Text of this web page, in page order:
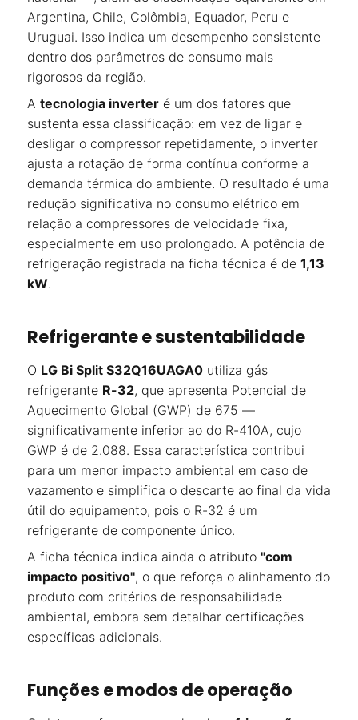
Argentina, Chile, Colômbia, Equador, Peru e
Uruguai. Isso indica um desempenho consistente
dentro dos parâmetros de consumo mais
rigorosos da região.
A tecnologia inverter é um dos fatores que
sustenta essa classificação: em vez de ligar e
desligar o compressor repetidamente, o inverter
ajusta a rotação de forma contínua conforme a
demanda térmica do ambiente. O resultado é uma
redução significativa no consumo elétrico em
relação a compressores de velocidade fixa,
especialmente em uso prolongado. A potência de
refrigeração registrada na ficha técnica é de 1,13
kW.
Refrigerante e sustentabilidade
O LG Bi Split S32Q16UAGA0 utiliza gás
refrigerante R-32, que apresenta Potencial de
Aquecimento Global (GWP) de 675 —
significativamente inferior ao do R-410A, cujo
GWP é de 2.088. Essa característica contribui
para um menor impacto ambiental em caso de
vazamento e simplifica o descarte ao final da vida
útil do equipamento, pois o R-32 é um
refrigerante de componente único.
A ficha técnica indica ainda o atributo "com
impacto positivo", o que reforça o alinhamento do
produto com critérios de responsabilidade
ambiental, embora sem detalhar certificações
específicas adicionais.
Funções e modos de operação